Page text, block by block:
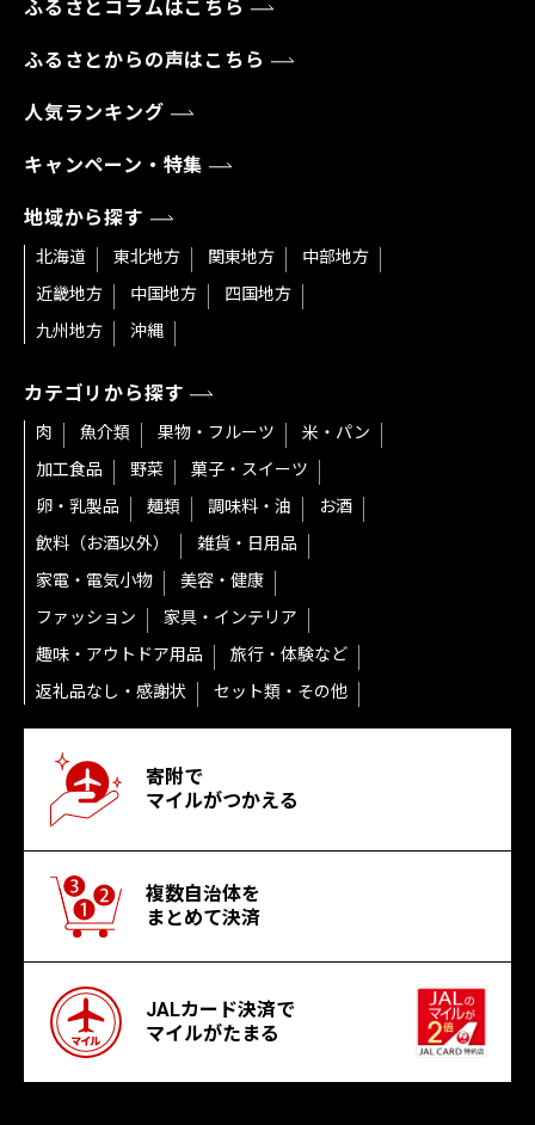
ふるさとコラムはこちら
ふるさとからの声はこちら
人気ランキング
キャンペーン・特集
地域から探す
北海道 東北地方 関東地方
中部地方
近畿地方
中国地方
四国地方
九州地方
沖縄
カテゴリから探す
肉 魚介類 果物・フルーツ
米・パン
加工食品
野菜
菓子・スイーツ
卵・乳製品
麺類 調味料・油
お酒
飲料（お酒以外）
雑貨・日用品
家電・電気小物
美容・健康
ファッション
家具・インテリア
趣味・アウトドア用品
旅行・体験など
返礼品なし・感謝状
セット類・その他
寄附で
マイルがつかえる
複数自治体を
まとめて決済
JALカード決済で
マイルがたまる